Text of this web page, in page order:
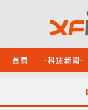
首頁 -科技新聞-